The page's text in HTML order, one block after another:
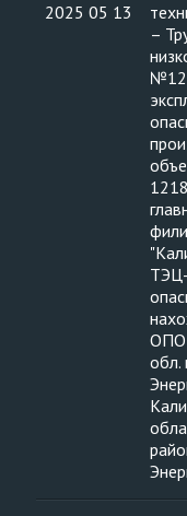
2025 05 13
–
ОПО:
обл.